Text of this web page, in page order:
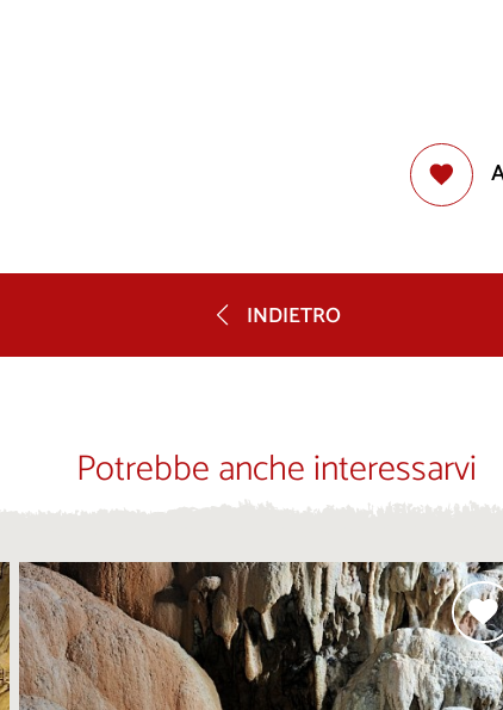
INDIETRO
Potrebbe anche interessarvi